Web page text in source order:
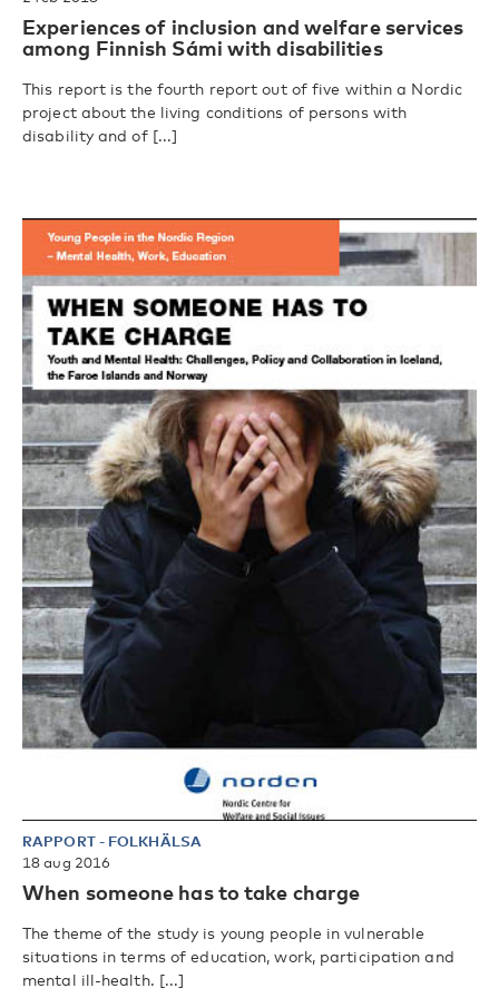
Experiences of inclusion and welfare services
among Finnish Sámi with disabilities
This report is the fourth report out of five within a Nordic
project about the living conditions of persons with
disability and of [...]
RAPPORT- FOLKHÄLSA
18 aug 2016
When someone has to take charge
The theme of the study is young people in vulnerable
situations in terms of education, work, participation and
mental ill-health. [...]